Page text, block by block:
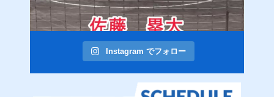
Instagram でフォロー